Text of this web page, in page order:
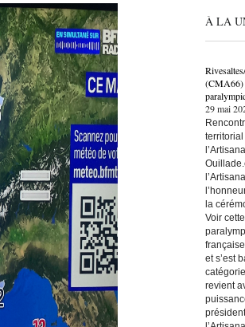
À LA
(CMA66)
29 mai
la
Voir
et s’est
revient